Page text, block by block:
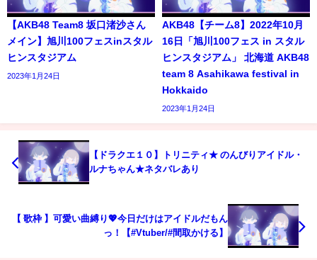
【AKB48 Team8 坂口渚沙さん
メイン】旭川100フェスinスタル
ヒンスタジアム
2023年1月24日
AKB48【チーム8】2022年10月
16日「旭川100フェス in スタル
ヒンスタジアム」 北海道 AKB48
team 8 Asahikawa festival in
Hokkaido
2023年1月24日
【ドラクエ１０】トリニティ★ のんびりアイドル・
ルナちゃん★ネタバレあり
【 歌枠 】可愛い曲縛り💖今日だけはアイドルだもん
っ！【#Vtuber/#間取かける】